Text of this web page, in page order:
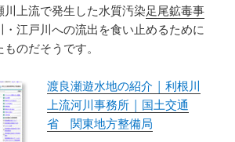
川上流で発生した水質汚染足尾鉱毒事
・江戸川への流出を食い止めるために
のだそうです。
渡良瀬遊水地の紹介 | 利根川
上流河川事務所 | 国土交通
省 関東地方整備局